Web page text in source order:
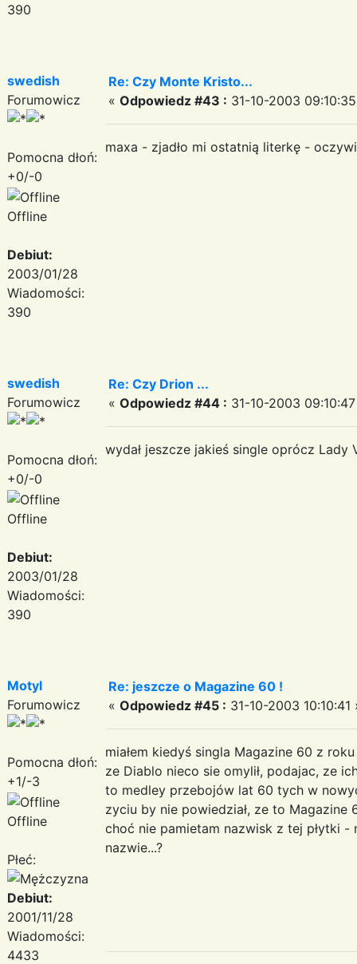
390
swedish
Forumowicz
Pomocna dłoń:
+0/-0
Offline
Debiut:
2003/01/28
Wiadomości:
390
Re: Czy Monte Kristo...
« Odpowiedz #43 : 31-10-2003
maxa - zjadło mi ostatnią literkę -
swedish
Forumowicz
Pomocna dłoń:
+0/-0
Offline
Debiut:
2003/01/28
Wiadomości:
390
Re: Czy Drion ...
« Odpowiedz #44 : 31-10-2003
wydał jeszcze jakieś single oprócz Lady
Motyl
Forumowicz
Pomocna dłoń:
+1/-3
Offline
Płeć:
Debiut:
2001/11/28
Wiadomości:
4433
Re: jeszcze o Magazine 60 !
« Odpowiedz #45 : 31-10-2003 10:10:41
miałem kiedyś singla Magazine 60 z
ze Diablo nieco sie omylił, podajac, ze
to medley przebojów lat 60 tych w
zyciu by nie powiedział, ze to Magazine
choć nie pamietam nazwisk z tej płytki -
nazwie...?